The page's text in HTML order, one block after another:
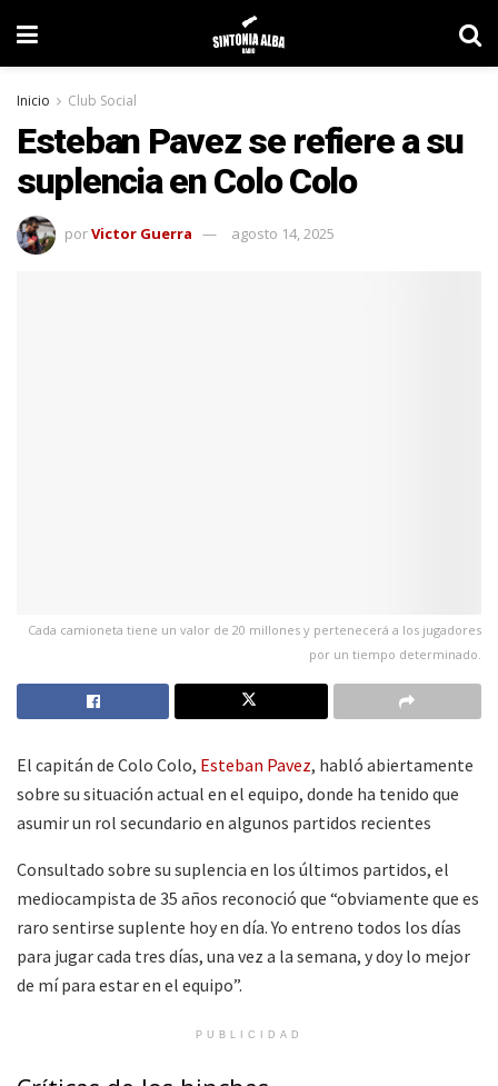
Inicio Club Social
Esteban Pavez se refiere a su
suplencia en Colo Colo
porVictor Guerra agosto 14, 2025
Cada camioneta tiene un valor de 20 millones y pertenecerá a los jugadores
por un tiempo determinado.
El capitán de Colo Colo, Esteban Pavez, habló abiertamente
sobre su situación actual en el equipo, donde ha tenido que
asumir un rol secundario en algunos partidos recientes
Consultado sobre su suplencia en los últimos partidos, el
mediocampista de 35 años reconoció que “obviamente que es
raro sentirse suplente hoy en día. Yo entreno todos los días
para jugar cada tres días, una vez a la semana, y doy lo mejor
de mí para estar en el equipo”.
PUBLICIDAD